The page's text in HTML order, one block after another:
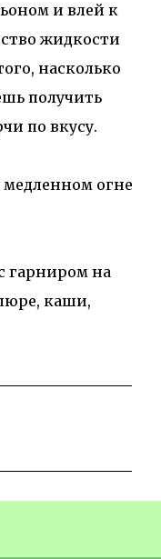
и влей к
жидкости
насколько
получить
по вкусу.
огне
гарниром на
каши,